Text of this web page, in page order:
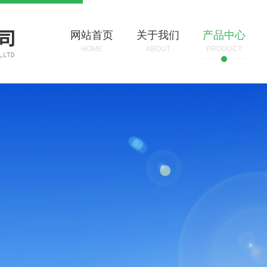
网站首页
HOME
关于我们
ABOUT
产品中心
PRODUCT